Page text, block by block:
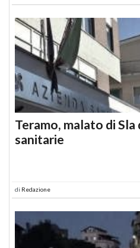
Teramo, malato di
sanitarie
di Redazione